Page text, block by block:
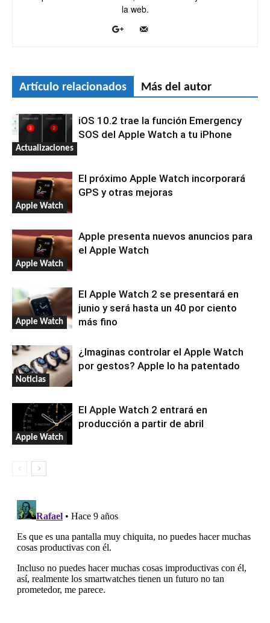
la web.
Artículo relacionados Más del autor
Actualizaciones
iOS 10.2 trae la función Emergency
SOS del Apple Watch a tu iPhone
Apple Watch
El próximo Apple Watch incorporará
GPS y otras mejoras
Apple Watch
Apple presenta nuevos anuncios para
el Apple Watch
Apple Watch
El Apple Watch 2 se presentará en
junio y será hasta un 40 por ciento
más fino
Noticias
¿Imaginas controlar el Apple Watch
por gestos? Apple lo ha patentado
Apple Watch
El Apple Watch 2 entrará en
producción a partir de abril